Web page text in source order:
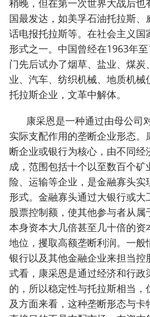
稍晚，但在第一次世界大战后
国最发达，如美孚石油托拉斯
话电报托拉斯等。在社会主义
形式之一。中国曾经在1963年至
门先后试办了烟草、盐业、煤
业、汽车、纺织机械、地质机
托拉斯企业，文革中解体。
康采恩是一种通过由母公司
实际支配作用的垄断企业形态
断企业或银行为核心，由不同经
成，范围包括十个以至数百个
险、运输等企业，是金融寡头
形式。金融寡头通过大银行或
股票控制额，使其他参与者从
本身资本大几倍甚至几十倍的
地位，攫取高额垄断利润。一
银行以及其他金融企业来担当
式看，康采恩是通过经济和行
的，所以稳定性与托拉斯相当
及方面来看，这种垄断形态与